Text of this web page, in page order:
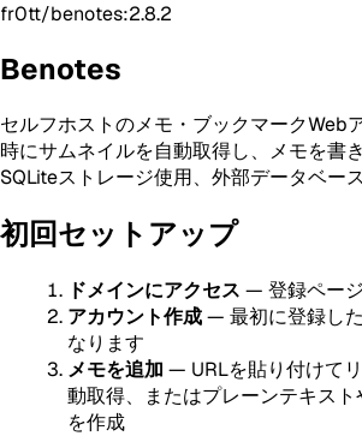
fr0tt/benotes:2.8.2
Benotes
セルフホストのメモ・ブックマークWeb
時にサムネイルを自動取得し、メモを書
SQLiteストレージ使用、外部データベース
初回セットアップ
ドメインにアクセス — 登録ペー
アカウント作成— 最初に登録し
なります
メモを追加 — URLを貼り付けて
動取得、またはプレーンテキス
を作成